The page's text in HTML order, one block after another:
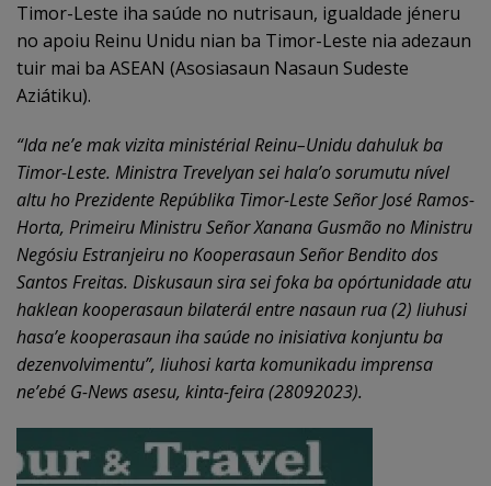
Timor-Leste iha saúde no nutrisaun, igualdade jéneru
no apoiu Reinu Unidu nian ba Timor-Leste nia adezaun
tuir mai ba ASEAN (Asosiasaun Nasaun Sudeste
Aziátiku).
“Ida ne’e mak vizita ministérial Reinu–Unidu dahuluk ba
Timor-Leste. Ministra Trevelyan sei hala’o sorumutu nível
altu ho Prezidente Repúblika Timor-Leste Señor JoséRamos-
Horta, Primeiru Ministru Señor Xanana Gusmão no Ministru
Negósiu Estranjeiru no Kooperasaun Señor Bendito dos
Santos Freitas. Diskusaun sira sei foka ba opórtunidade atu
haklean kooperasaun bilaterál entre nasaun rua (2) liuhusi
hasa’e kooperasaun iha saúde no inisiativa konjuntu ba
dezenvolvimentu”, liuhosi karta komunikadu imprensa
ne’ebé G-News asesu, kinta-feira (28092023).